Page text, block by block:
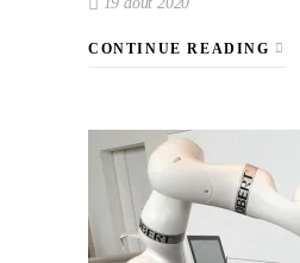
CONTINUE READING